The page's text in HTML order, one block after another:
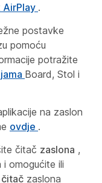
AirPlay .
postavke
pomoću
potražite
Board, Stol i
na zaslon
ovdje .
čitač zaslona ,
i omogućite ili
čitač zaslona